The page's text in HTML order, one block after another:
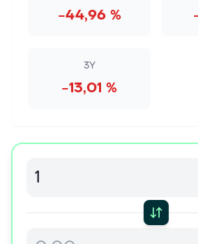
−44,96 %
3Y
−13,01 %